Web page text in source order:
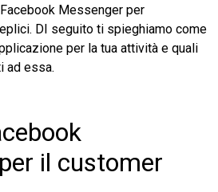
Messenger per
DI seguito ti spieghiamo come
per la tua attività e quali
ad essa.
il customer